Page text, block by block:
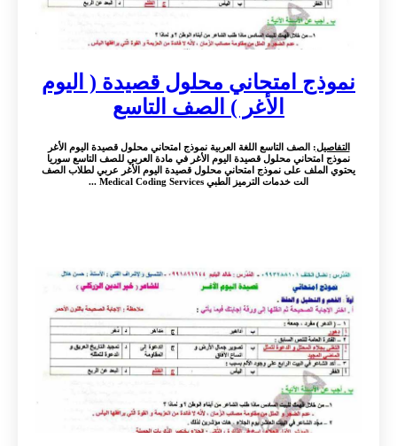
نموذج امتحاني محلول قصيدة ( اليوم
الأغر ) الصف التاسع
التفاصيل: الصف التاسع اللغة العربية نموذج امتحاني محلول قصيدة اليوم الأغر
نموذج امتحاني محلول قصيدة اليوم الأغر في مادة العربي للصف التاسع سوريا
يحتوي الملف على نموذج امتحاني محلول قصيدة اليوم الأغر عربي لطلاب الصف
الت خدمات الترميز الطبي Medical Coding Services ...